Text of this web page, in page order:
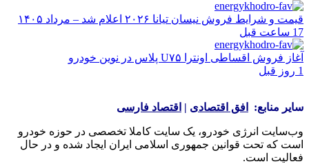
قیمت و شرایط فروش نیسان تیانا ۲۰۲۶ اعلام شد – مرداد ۱۴۰۵
17 ساعت قبل
آغاز فروش اقساطی اونترا U۷۵ پلاس در نوین خودرو
1 روز قبل
سایر منابع: افق اقتصادی | اقتصاد فارسی
وب‌سایت انرژی خودرو، یک سایت کاملا تخصصی در حوزه خودرو
است که تحت قوانین جمهوری اسلامی ایران ایجاد شده و در حال
فعالیت است.